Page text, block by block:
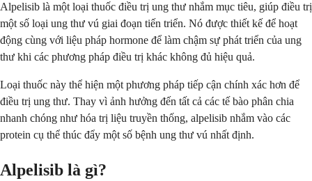
Alpelisib là một loại thuốc điều trị ung thư nhắm mục tiêu, giúp điều trị
một số loại ung thư vú giai đoạn tiến triển. Nó được thiết kế để hoạt
động cùng với liệu pháp hormone để làm chậm sự phát triển của ung
thư khi các phương pháp điều trị khác không đủ hiệu quả.
Loại thuốc này thể hiện một phương pháp tiếp cận chính xác hơn để
điều trị ung thư. Thay vì ảnh hưởng đến tất cả các tế bào phân chia
nhanh chóng như hóa trị liệu truyền thống, alpelisib nhắm vào các
protein cụ thể thúc đẩy một số bệnh ung thư vú nhất định.
Alpelisib là gì?